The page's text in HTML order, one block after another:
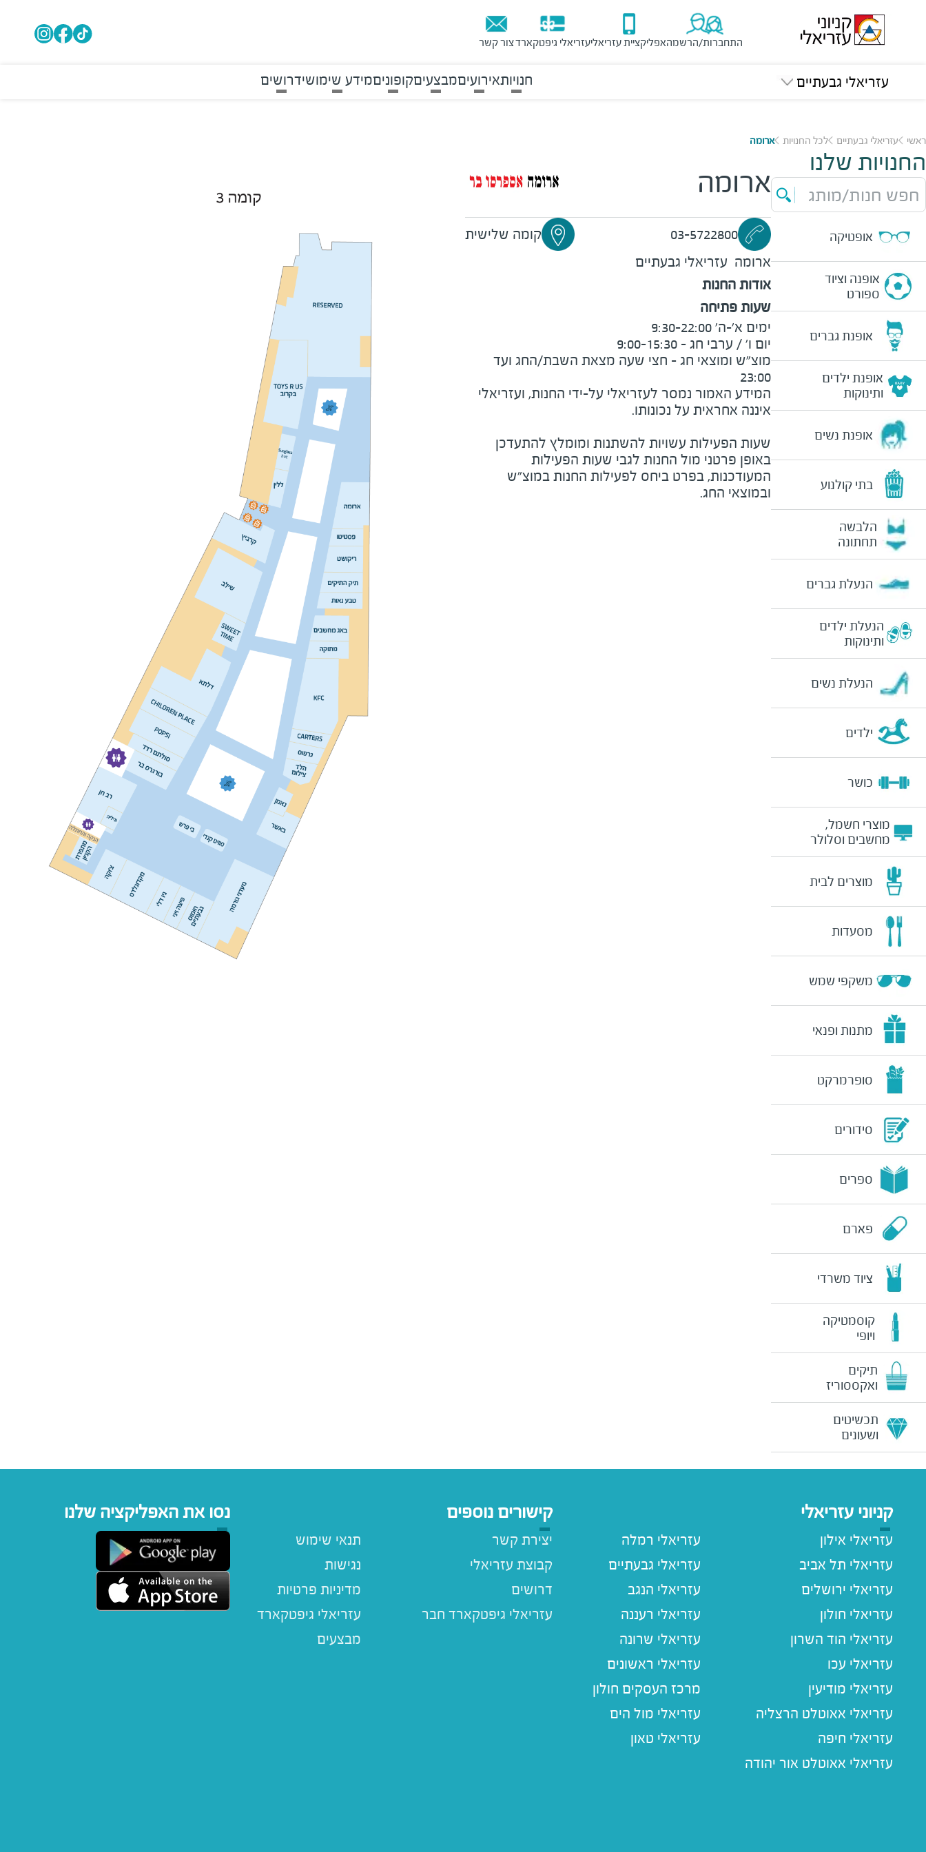
התחברות/הרשמהאפליקציית עזריאליעזריאלי גיפטקארדצור קשר
עזריאלי גבעתיים חנויותאירועיםמבצעיםקופוניםמידע שימושידרושים
ראשי עזריאלי גבעתיים לכל החנויות ארומה
החנויות שלנו
חפש חנות/מותג
אופטיקה
אופנה וציוד
ספורט
אופנת גברים
אופנת ילדים
ותינוקות
אופנת נשים
בתי קולנוע
הלבשה
תחתונה
הנעלת גברים
הנעלת ילדים
ותינוקות
הנעלת נשים
ילדים
כושר
מוצרי חשמל,
מחשבים וסלולר
מוצרים לבית
מסעדות
משקפי שמש
מתנות ופנאי
סופרמרקט
סידורים
ספרים
פארם
ציוד משרדי
קוסמטיקה
ויופי
תיקים
ואקססוריז
תכשיטים
ושעונים
ארומה
03-5722800
קומה שלישית
ארומה עזריאלי גבעתיים
אודות החנות
שעות פתיחה
23:00
המידע האמור נמסר לעזריאלי על-ידי החנות, ועזריאלי
שעות הפעילות עשויות להשתנות ומומלץ להתעדכן
באופן פרטני מול החנות לגבי שעות הפעילות
המעודכנות, בפרט ביחס לפעילות החנות במוצ"ש
ובמוצאי החג.
קניוני עזריאלי
עזריאלי אילון
עזריאלי תל אביב
עזריאלי ירושלים
עזריאלי חולון
עזריאלי הוד השרון
עזריאלי עכו
עזריאלי מודיעין
עזריאלי אאוטלט הרצליה
עזריאלי חיפה
עזריאלי אאוטלט אור יהודה
עזריאלי רמלה
עזריאלי גבעתיים
עזריאלי הנגב
עזריאלי רעננה
עזריאלי שרונה
עזריאלי ראשונים
מרכז העסקים חולון
עזריאלי מול הים
עזריאלי טאון
קישורים נוספים
תנאי שימוש
נגישות
מדיניות פרטיות
עזריאלי גיפטקארד
מבצעים
יצירת קשר
קבוצת עזריאלי
דרושים
נסו את האפליקציה שלנו